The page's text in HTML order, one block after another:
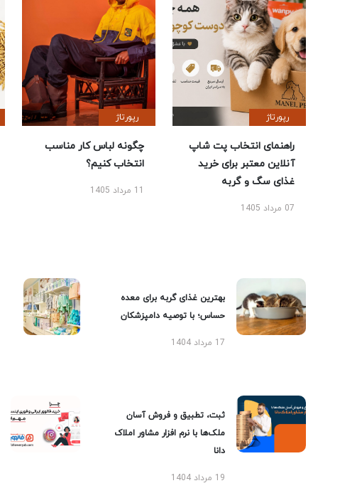
رپورتاژ
راهنمای انتخاب پت شاپ
آنلاین معتبر برای خرید
غذای سگ و گربه
07 مرداد 1405
رپورتاژ
چگونه لباس کار مناسب
انتخاب کنیم؟
11 مرداد 1405
بهترین غذای گربه برای معده
حساس؛ با توصیه دامپزشکان
17 مرداد 1404
ثبت، تطبیق و فروش آسان
ملک‌ها با نرم افزار مشاور املاک
دانا
19 مرداد 1404